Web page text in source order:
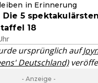
in Erinnerung
Die 5
18
ursprünglich auf
Deutschland)
- Anzeige -